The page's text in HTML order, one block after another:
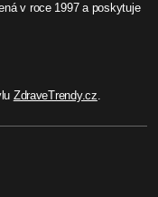
v roce 1997 a poskytuje
ZdraveTrendy.cz.